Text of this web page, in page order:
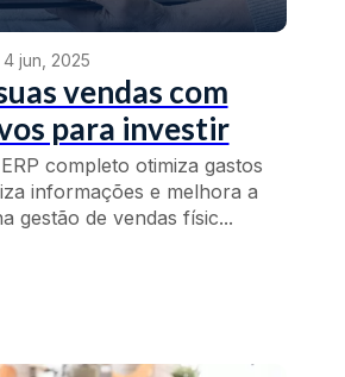
4 jun, 2025
vendas com
para investir
completo otimiza gastos
informações e melhora a
gestão de vendas físic...